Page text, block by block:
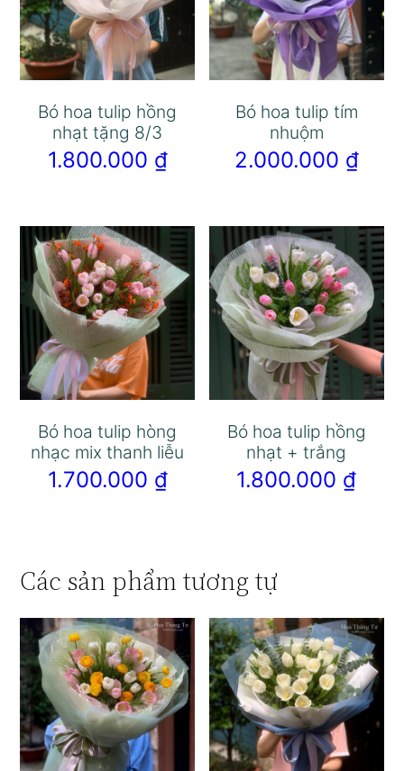
Bó hoa tulip hồng
nhạt tặng 8/3
1.800.000 ₫
Bó hoa tulip tím
nhuộm
2.000.000 ₫
Bó hoa tulip hòng
nhạc mix thanh liễu
1.700.000 ₫
Bó hoa tulip hồng
nhạt + trắng
1.800.000 ₫
Các sản phẩm tương tự